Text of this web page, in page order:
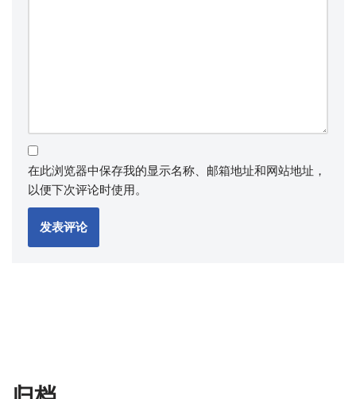
在此浏览器中保存我的显示名称、邮箱地址和网站地址，
以便下次评论时使用。